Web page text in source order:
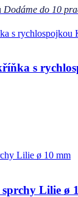
Dodáme do 10
s
Lilie ø